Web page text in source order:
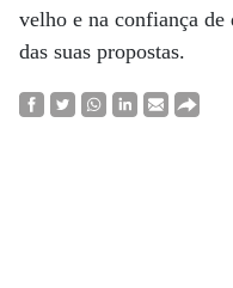
velho e na confiança de
das suas propostas.